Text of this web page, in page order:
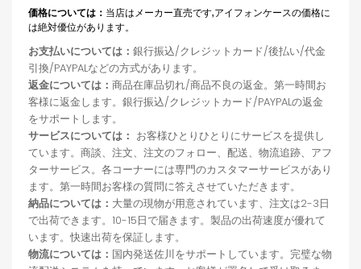
価格については： 当店はメーカー直売です,アイフォンケースの価格に
は絶対優位があります。
お支払いについては： 銀行振込/クレジットカード/後払い/代金
引換/PAYPALなどの方式があります。
返金については： 商品在庫品切れ/商品不良の返金。第一時間お
客様に返金します。銀行振込/クレジットカード/PAYPALの返金
をサポートします。
サービスについては： お客様ひとりひとりにサービスを提供し
ています。商談、注文、注文のフォロー、配送、物流追跡、アフ
ターサービス。各コーナーには専門のカスタマーサービスがあり
ます。第一時間お客様の質問に答えさせていただきます。
納品については： 大量の現物が用意されています、注文は2-3日
で出荷できます。10-15日で届きます。製品の出荷速度が優れて
います。快速出荷を保証します。
物流については： 国内発送佐川をサポートしています。完璧な物